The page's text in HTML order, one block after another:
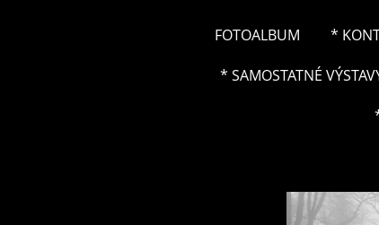
FOTOALBUM *
* SAMOSTATNÉ